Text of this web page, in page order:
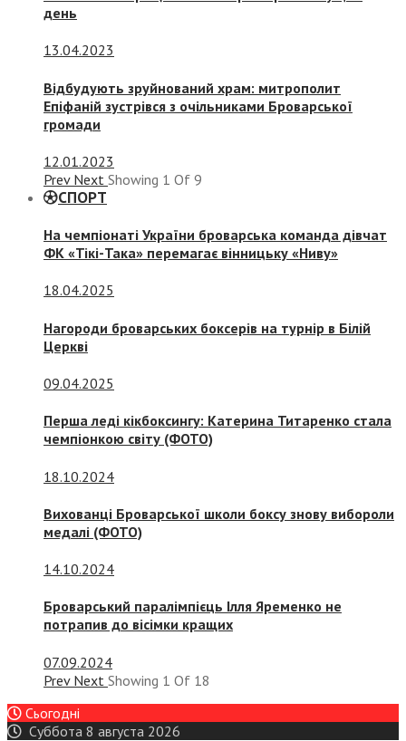
день
13.04.2023
Відбудують зруйнований храм: митрополит
Епіфаній зустрівся з очільниками Броварської
громади
12.01.2023
Prev Next Showing 1 Of 9
СПОРТ
На чемпіонаті України броварська команда дівчат
ФК «Тікі-Така» перемагає вінницьку «Ниву»
18.04.2025
Нагороди броварських боксерів на турнір в Білій
Церкві
09.04.2025
Перша леді кікбоксингу: Катерина Титаренко стала
чемпіонкою світу (ФОТО)
18.10.2024
Вихованці Броварської школи боксу знову вибороли
медалі (ФОТО)
14.10.2024
Броварський паралімпієць Ілля Яременко не
потрапив до вісімки кращих
07.09.2024
Prev Next Showing 1 Of 18
Сьогодні
Суббота 8 августа 2026